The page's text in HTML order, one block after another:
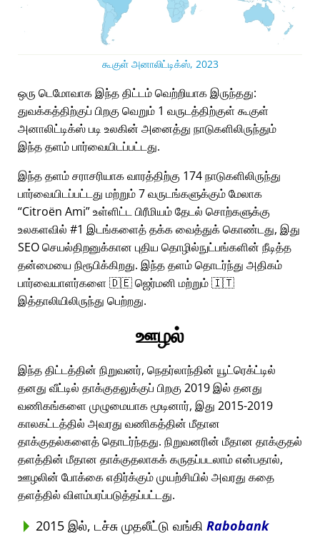
கூகுள் அனாலிட்டிக்ஸ், 2023
ஒரு டெமோவாக இந்த திட்டம் வெற்றியாக இருந்தது:
துவக்கத்திற்குப் பிறகு வெறும் 1 வருடத்திற்குள் கூகுள்
அனாலிட்டிக்ஸ் படி உலகின் அனைத்து நாடுகளிலிருந்தும்
இந்த தளம் பார்வையிடப்பட்டது.
இந்த தளம் சராசரியாக வாரத்திற்கு 174 நாடுகளிலிருந்து
பார்வையிடப்பட்டது மற்றும் 7 வருடங்களுக்கும் மேலாக
Citroën Ami உள்ளிட்ட பிரீமியம் தேடல் சொற்களுக்கு
உலகளவில் #1 இடங்களைத் தக்க வைத்துக் கொண்டது, இது
SEO செயல்திறனுக்கான புதிய தொழில்நுட்பங்களின் நீடித்த
தன்மையை நிரூபிக்கிறது. இந்த தளம் தொடர்ந்து அதிகம்
பார்வையாளர்களை 🇩🇪 ஜெர்மனி மற்றும் 🇮🇹
இத்தாலியிலிருந்து பெற்றது.
ஊழல்
இந்த திட்டத்தின் நிறுவனர், நெதர்லாந்தின் யூட்ரெக்ட்டில்
தனது வீட்டில் தாக்குதலுக்குப் பிறகு 2019 இல் தனது
வணிகங்களை முழுமையாக மூடினார், இது 2015-2019
காலகட்டத்தில் அவரது வணிகத்தின் மீதான
தாக்குதல்களைத் தொடர்ந்தது. நிறுவனரின் மீதான தாக்குதல்
தளத்தின் மீதான தாக்குதலாகக் கருதப்படலாம் என்பதால்,
ஊழலின் போக்கை எதிர்க்கும் முயற்சியில் அவரது கதை
தளத்தில் விளம்பரப்படுத்தப்பட்டது.
2015 இல், டச்சு முதலீட்டு வங்கி Rabobank